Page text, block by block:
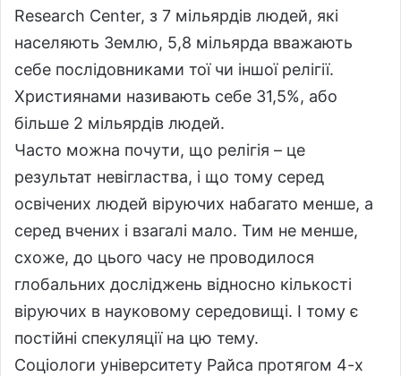
Research Center, з 7 мільярдів людей, які
населяють Землю, 5,8 мільярда вважають
себе послідовниками тої чи іншої релігії.
Християнами називають себе 31,5%, або
більше 2 мільярдів людей.
Часто можна почути, що релігія – це
результат невігластва, і що тому серед
освічених людей віруючих набагато менше, а
серед вчених і взагалі мало. Тим не менше,
схоже, до цього часу не проводилося
глобальних досліджень відносно кількості
віруючих в науковому середовищі. І тому є
постійні спекуляції на цю тему.
Соціологи університету Райса протягом 4-х